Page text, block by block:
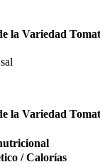
la Variedad
la Variedad
/ Calorías